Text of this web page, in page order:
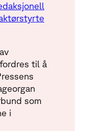
til å
som
i